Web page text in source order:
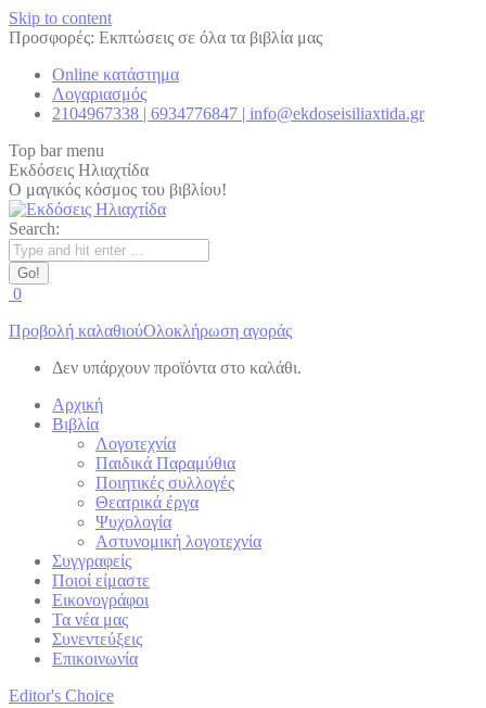
Skip to content
Προσφορές: Εκπτώσεις σε όλα τα βιβλία μας
Online κατάστημα
Λογαριασμός
2104967338 | 6934776847 | info@ekdoseisiliaxtida.gr
Top bar menu
Εκδόσεις Ηλιαχτίδα
Ο μαγικός κόσμος του βιβλίου!
Search:
0
Προβολή καλαθιούΟλοκλήρωση αγοράς
Δεν υπάρχουν προϊόντα στο καλάθι.
Αρχική
Βιβλία
Λογοτεχνία
Παιδικά Παραμύθια
Ποιητικές συλλογές
Θεατρικά έργα
Ψυχολογία
Αστυνομική λογοτεχνία
Συγγραφείς
Ποιοί είμαστε
Εικονογράφοι
Τα νέα μας
Συνεντεύξεις
Επικοινωνία
Editor's Choice